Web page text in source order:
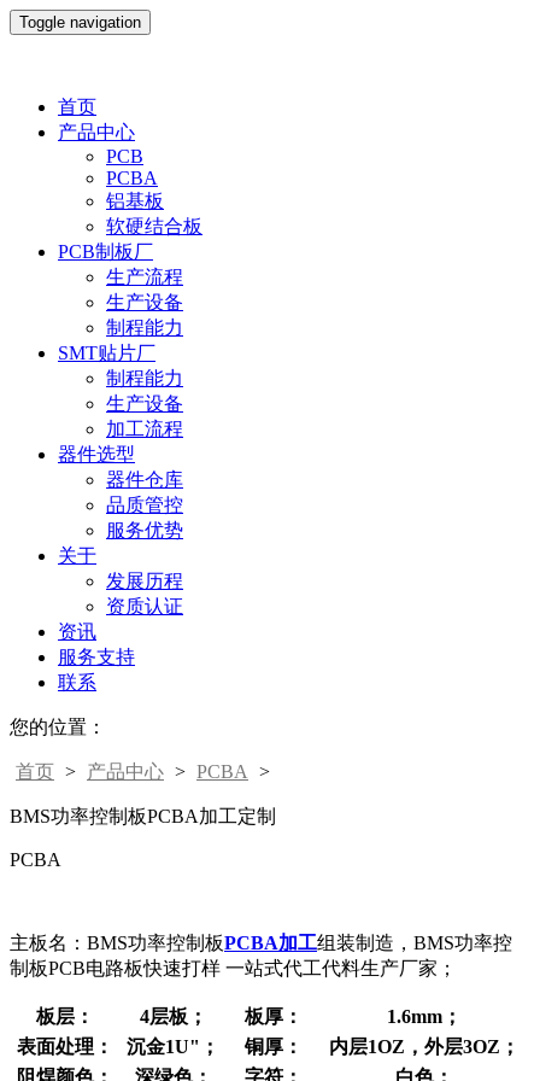
Toggle navigation
首页
产品中心
PCB
PCBA
铝基板
软硬结合板
PCB制板厂
生产流程
生产设备
制程能力
SMT贴片厂
制程能力
生产设备
加工流程
器件选型
器件仓库
品质管控
服务优势
关于
发展历程
资质认证
资讯
服务支持
联系
您的位置：
首页 > 产品中心 > PCBA >
BMS功率控制板PCBA加工​定制
PCBA
主板名：BMS功率控制板PCBA加工组装制造，BMS功率控
制板PCB电路板快速打样 一站式代工代料生产厂家；
板层： 4层板； 板厚：
1.6mm；
表面处理：
沉金1U"； 铜厚：
内层1OZ，外层3OZ；
阻焊颜色：
深绿色； 字符： 白色；